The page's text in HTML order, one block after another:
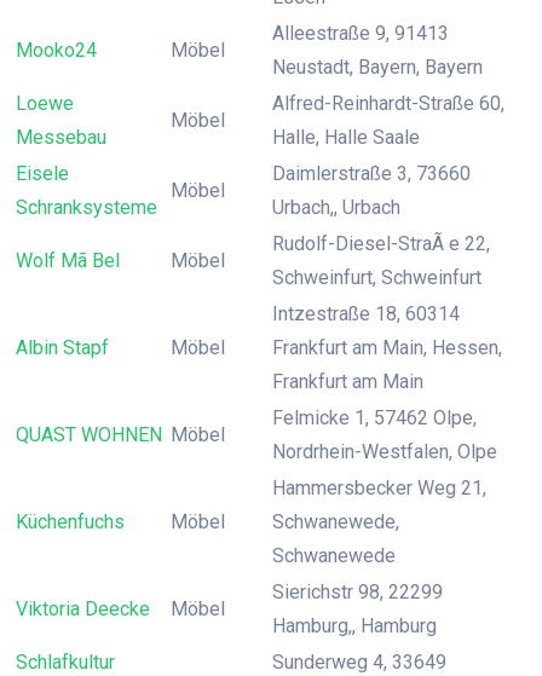
Mooko24 Möbel
Alleestraße 9, 91413
Neustadt, Bayern, Bayern
Loewe
Messebau
Möbel
Alfred-Reinhardt-Straße 60,
Halle, Halle Saale
Eisele
Schranksysteme
Möbel
Daimlerstraße 3, 73660
Urbach,, Urbach
Wolf Mã Bel Möbel
Rudolf-Diesel-StraÃ e 22,
Schweinfurt, Schweinfurt
Albin Stapf Möbel
Intzestraße 18, 60314
Frankfurt am Main, Hessen,
Frankfurt am Main
QUAST WOHNEN Möbel
Felmicke 1, 57462 Olpe,
Nordrhein-Westfalen, Olpe
Küchenfuchs Möbel
Hammersbecker Weg 21,
Schwanewede,
Schwanewede
Viktoria Deecke Möbel
Sierichstr 98, 22299
Hamburg,, Hamburg
Schlafkultur
Sunderweg 4, 33649